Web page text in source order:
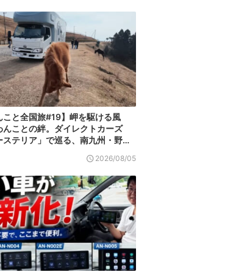
こと全国旅#19】岬を駆ける風
んことの絆。ダイレクトカーズ
ステリア」で巡る、南九州・野…
2026/08/05